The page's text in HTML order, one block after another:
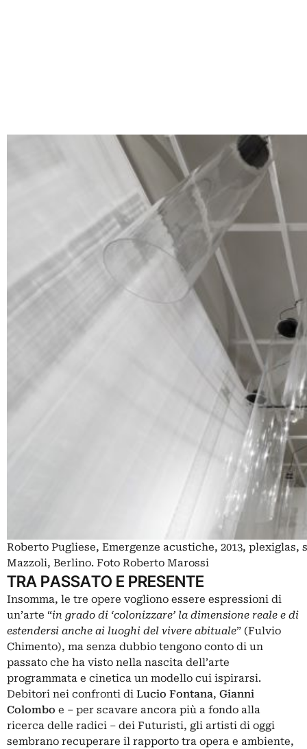
Roberto Pugliese, Emergenze acustiche, 2013,
Mazzoli, Berlino. Foto Roberto Marossi
TRA PASSATO E PRESENTE
Insomma, le tre opere vogliono essere espressioni di
un’arte “in grado di ‘colonizzare’ la dimensione reale e di
estendersi anche ai luoghi del vivere abituale” (Fulvio
Chimento), ma senza dubbio tengono conto di un
passato che ha visto nella nascita dell’arte
programmata e cinetica un modello cui ispirarsi.
Debitori nei confronti di Lucio Fontana, Gianni
Colombo e – per scavare ancora più a fondo alla
ricerca delle radici – dei Futuristi, gli artisti di oggi
sembrano recuperare il rapporto tra opera e ambiente,